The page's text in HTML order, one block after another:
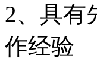
2、具有
作经验